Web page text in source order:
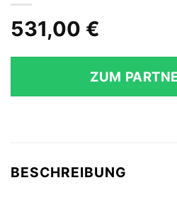
531,00 €
ZUM
BESCHREIBUNG